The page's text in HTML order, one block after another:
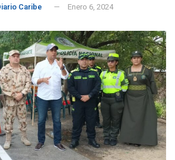
Caribe
Enero 6, 2024